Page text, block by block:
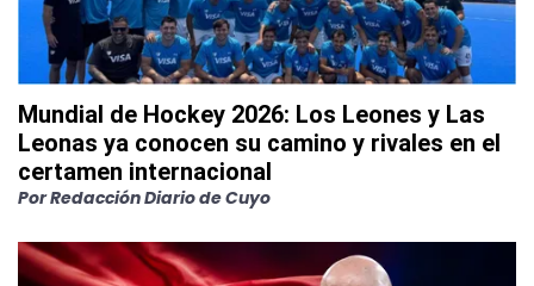
Mundial de Hockey 2026: Los Leones y Las
Leonas ya conocen su camino y rivales en el
certamen internacional
PorRedacción Diario de Cuyo